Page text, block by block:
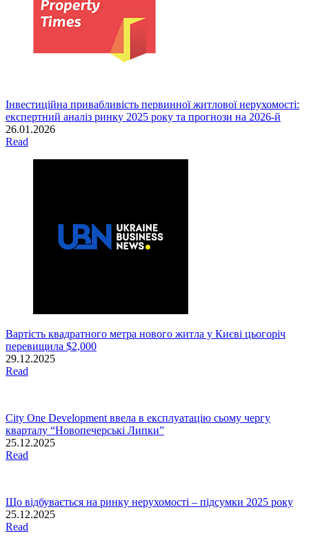
Інвестиційна привабливість первинної житлової нерухомості:
експертний аналіз ринку 2025 року та прогнози на 2026-й
26.01.2026
Read
Вартість квадратного метра нового житла у Києві цьогоріч
перевищила $2,000
29.12.2025
Read
City One Development ввела в експлуатацію сьому чергу
кварталу “Новопечерські Липки”
25.12.2025
Read
Що відбувається на ринку нерухомості – підсумки 2025 року
25.12.2025
Read